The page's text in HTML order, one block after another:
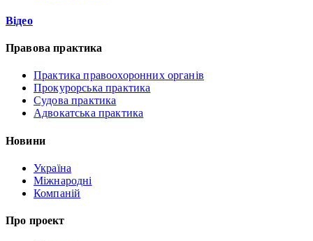
Відео
Правова практика
Практика правоохоронних органів
Прокурорська практика
Судова практика
Адвокатська практика
Новини
Україна
Міжнародні
Компаній
Про проект